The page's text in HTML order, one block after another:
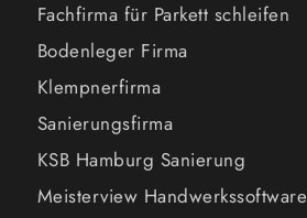
Fachfirma für Parkett schleifen
Bodenleger Firma
Klempnerfirma
Sanierungsfirma
KSB Hamburg Sanierung
Meisterview Handwerkssoftware